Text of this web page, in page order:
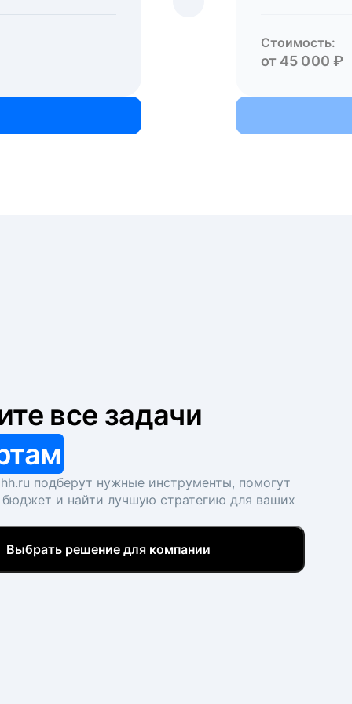
Стоимость:
от 45 000 ₽
все задачи
подберут нужные инструменты, помогут
бюджет и найти лучшую стратегию для ваших
Выбрать решение для компании